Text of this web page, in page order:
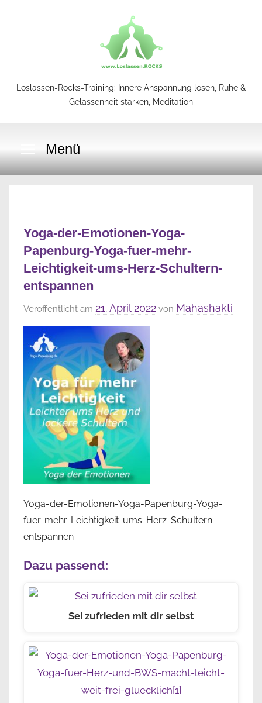
Loslassen-
Training
Loslassen-Rocks-Training: Innere Anspannung lösen, Ruhe &
Gelassenheit stärken, Meditation
Menü
Yoga-der-Emotionen-Yoga-
Papenburg-Yoga-fuer-mehr-
Leichtigkeit-ums-Herz-Schultern-
entspannen
Veröffentlicht am 21. April 2022 von Mahashakti
Yoga-der-Emotionen-Yoga-Papenburg-Yoga-
fuer-mehr-Leichtigkeit-ums-Herz-Schultern-
entspannen
Dazu passend:
Sei zufrieden mit dir selbst